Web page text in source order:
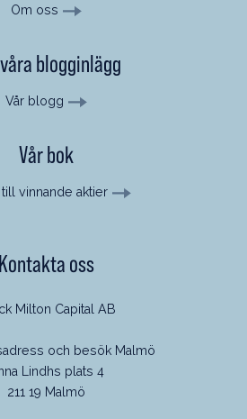
Om oss
blogginlägg
Vår blogg
Vår bok
vinnande aktier
Kontakta oss
Milton Capital AB
och besök Malmö
Lindhs plats 4
211 19 Malmö